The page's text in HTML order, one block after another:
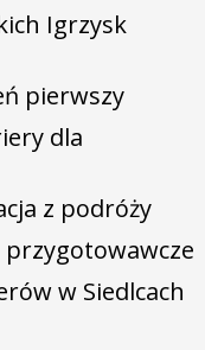
Igrzysk
pierwszy
dla
z podróży
przygotowawcze
w Siedlcach